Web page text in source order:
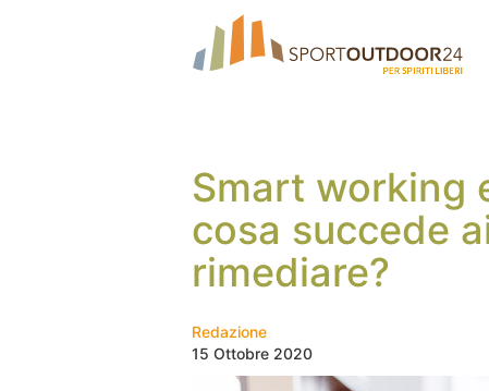
Smart working
cosa succede
rimediare?
Redazione
15 Ottobre 2020